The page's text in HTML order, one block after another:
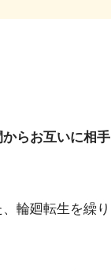
らお互いに相手
輪廻転生を繰り